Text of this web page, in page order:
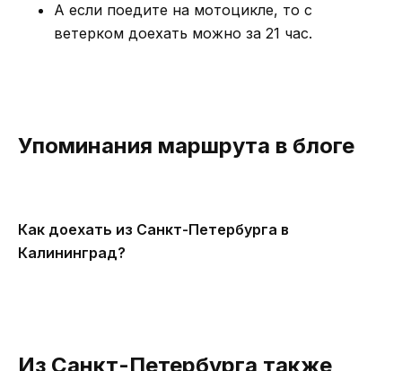
А если поедите на мотоцикле, то с
ветерком доехать можно за 21 час.
Упоминания маршрута в блоге
Как доехать из Санкт-Петербурга в
Калининград?
Из Санкт-Петербурга также